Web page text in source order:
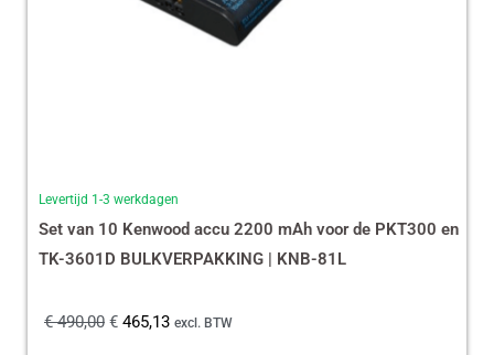
Levertijd 1-3 werkdagen
Set van 10 Kenwood accu 2200 mAh voor de PKT300 en
TK-3601D BULKVERPAKKING | KNB-81L
€490,00 € 465,13 excl. BTW